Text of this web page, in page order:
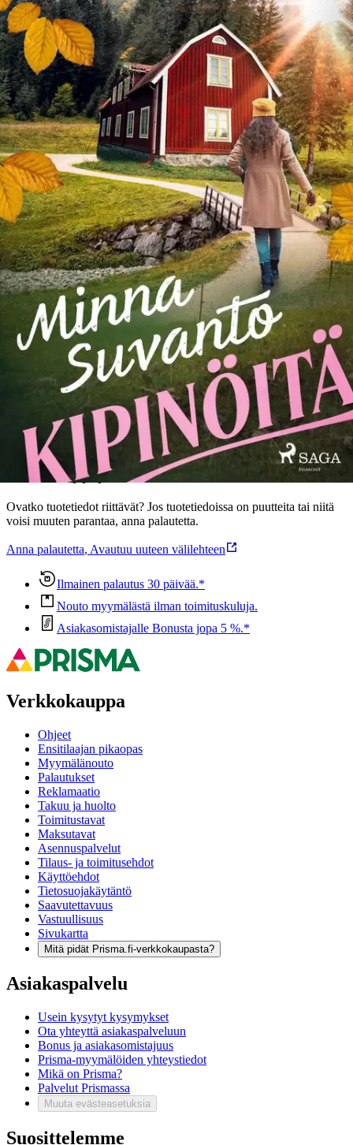
Tuotekuvaus
Kuinka sytyttää sisäinen palo uudelleen? Tamperelaistuneen Annan
arki pyörii toimistotöissä ja 6-vuotiaan Oskun eskarisotkuja
selvittäessä -hyväsydäminen ja vilkas poika on haka hankkiutumaan
ongelmiin. Kaikki muuttuu, kun vesivahinko ajaa kaksikon
evakkoon, ja hiljattain kylmilleen jäänyt lapsuudenkoti Lapualla
tulee yllättäen tarpeeseen. Työ pitää Annan Tampereella, joten arki
muuttuu kahden kaupungin välillä ravaamiseksi. Jos Anna tosin itse
saisi päättää, hän ennemmin vain leipoisi ja laittaisi ruokaa päivät
pitkät. Vanhan kotitalon leivinuunissa leivotut luomukset tuovatkin
iloa koko perheelle, ja Osku nauttii elämästä serkkujen kanssa
Pohjanmaalla. Kotiseudullaan Anna törmää jatkuvasti myös vanhaan
heilaansa Jaakkoon. Vanha suola saattaa janottaa, mutta Jaakon
yksityiselämä vaikuttaa ampiaispesältä, johon ei kannata sohia.
Minna Suvannon feelgood-romaani perhesuhteista, suurista
elämänmuutoksista ja rakkaudesta lämmittää sydäntä kuin villasukat
ja kuppi teetä sateisena syysiltana.
Näytä lisää tuotekuvausta
Ominaisuudet
Oletko tyytyväinen tuotetietoihin?
Ovatko tuotetiedot riittävät? Jos tuotetiedoissa on puutteita tai niitä
voisi muuten parantaa, anna palautetta.
Anna palautetta, Avautuu uuteen välilehteen
Ilmainen palautus 30 päivää.*
Nouto myymälästä ilman toimituskuluja.
Asiakasomistajalle Bonusta jopa 5 %.*
Verkkokauppa
Ohjeet
Ensitilaajan pikaopas
Myymälänouto
Palautukset
Reklamaatio
Takuu ja huolto
Toimitustavat
Maksutavat
Asennuspalvelut
Tilaus- ja toimitusehdot
Käyttöehdot
Tietosuojakäytäntö
Saavutettavuus
Vastuullisuus
Sivukartta
Mitä pidät Prisma.fi-verkkokaupasta?
Asiakaspalvelu
Usein kysytyt kysymykset
Ota yhteyttä asiakaspalveluun
Bonus ja asiakasomistajuus
Prisma-myymälöiden yhteystiedot
Mikä on Prisma?
Palvelut Prismassa
Muuta evästeasetuksia
Suosittelemme